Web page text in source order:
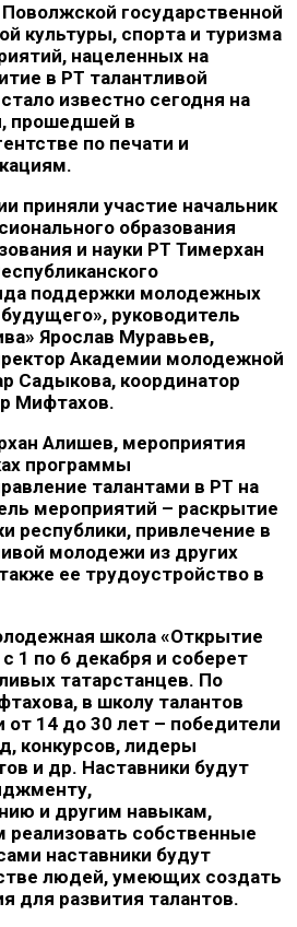
государственной
культуры, спорта и туризма
нацеленных на
в РТ талантливой
известно сегодня на
прошедшей в
по печати и
приняли участие начальник
образования
и науки РТ Тимерхан
поддержки молодежных
руководитель
Ярослав Муравьев,
Академии молодежной
Садыкова, координатор
Мифтахов.
Алишев, мероприятия
программы
талантами в РТ на
мероприятий – раскрытие
республики, привлечение в
молодежи из других
ее трудоустройство в
школа «Открытие
1 по 6 декабря и соберет
татарстанцев. По
в школу талантов
14 до 30 лет – победители
конкурсов, лидеры
и др. Наставники будут
и другим навыкам,
реализовать собственные
наставники будут
людей, умеющих создать
для развития талантов.